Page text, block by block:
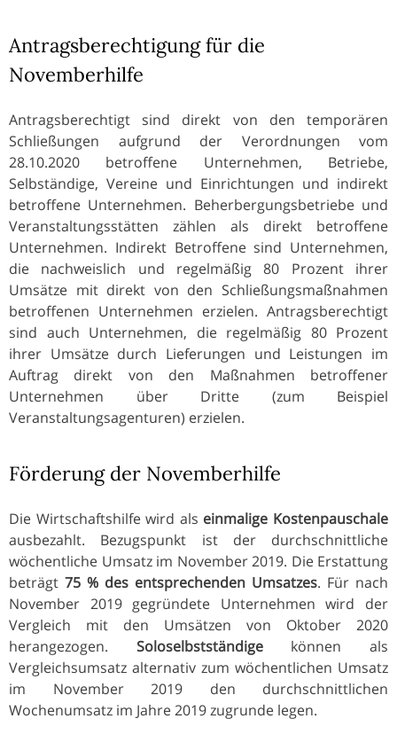
Antragsberechtigung für die
Novemberhilfe
Antragsberechtigt sind direkt von den temporären
Schließungen aufgrund der Verordnungen vom
28.10.2020 betroffene Unternehmen, Betriebe,
Selbständige, Vereine und Einrichtungen und indirekt
betroffene Unternehmen. Beherbergungsbetriebe und
Veranstaltungsstätten zählen als direkt betroffene
Unternehmen. Indirekt Betroffene sind Unternehmen,
die nachweislich und regelmäßig 80 Prozent ihrer
Umsätze mit direkt von den Schließungsmaßnahmen
betroffenen Unternehmen erzielen. Antragsberechtigt
sind auch Unternehmen, die regelmäßig 80 Prozent
ihrer Umsätze durch Lieferungen und Leistungen im
Auftrag direkt von den Maßnahmen betroffener
Unternehmen über Dritte (zum Beispiel
Veranstaltungsagenturen) erzielen.
Förderung der Novemberhilfe
Die Wirtschaftshilfe wird als einmalige Kostenpauschale
ausbezahlt. Bezugspunkt ist der durchschnittliche
wöchentliche Umsatz im November 2019. Die Erstattung
beträgt 75 % des entsprechenden Umsatzes. Für nach
November 2019 gegründete Unternehmen wird der
Vergleich mit den Umsätzen von Oktober 2020
herangezogen. Soloselbstständigekönnen als
Vergleichsumsatz alternativ zum wöchentlichen Umsatz
im November 2019 den durchschnittlichen
Wochenumsatz im Jahre 2019 zugrunde legen.